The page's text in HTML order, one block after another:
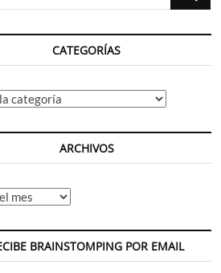
CATEGORÍAS
ARCHIVOS
BRAINSTOMPING POR EMAIL